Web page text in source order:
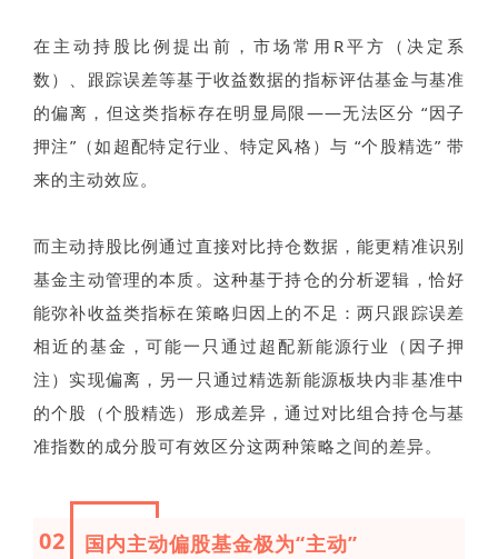
在主动持股比例提出前，市场常用R平方（决定系
数）、跟踪误差等基于收益数据的指标评估基金与基准
的偏离，但这类指标存在明显局限——无法区分 “因子
押注”（如超配特定行业、特定风格）与 “个股精选” 带
来的主动效应。
而主动持股比例通过直接对比持仓数据，能更精准识别
基金主动管理的本质。这种基于持仓的分析逻辑，恰好
能弥补收益类指标在策略归因上的不足：两只跟踪误差
相近的基金，可能一只通过超配新能源行业（因子押
注）实现偏离，另一只通过精选新能源板块内非基准中
的个股（个股精选）形成差异，通过对比组合持仓与基
准指数的成分股可有效区分这两种策略之间的差异。
02 国内主动偏股基金极为“主动”